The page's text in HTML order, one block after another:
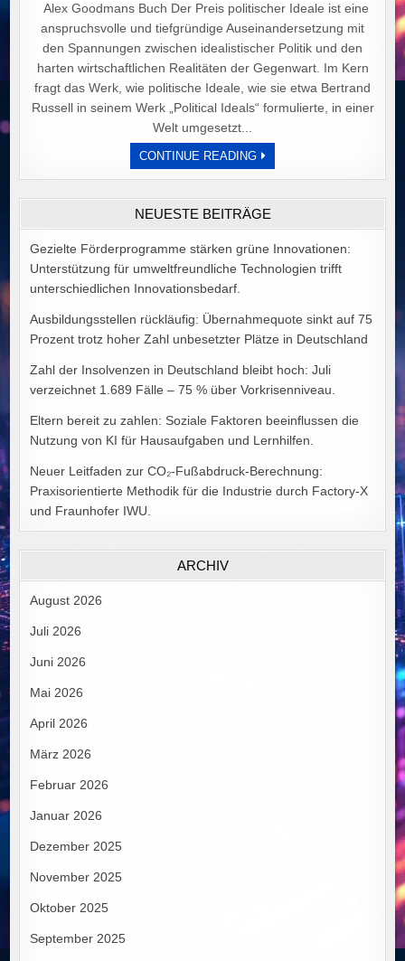
Alex Goodmans Buch Der Preis politischer Ideale ist eine
anspruchsvolle und tiefgründige Auseinandersetzung mit
den Spannungen zwischen idealistischer Politik und den
harten wirtschaftlichen Realitäten der Gegenwart. Im Kern
fragt das Werk, wie politische Ideale, wie sie etwa Bertrand
Russell in seinem Werk „Political Ideals“ formulierte, in einer
Welt umgesetzt...
CONTINUE READINGDER
PREIS
POLITISCHER
VON
ALEX
GOODMAN
NEUESTE BEITRÄGE
Gezielte Förderprogramme stärken grüne Innovationen:
Unterstützung für umweltfreundliche Technologien trifft
unterschiedlichen Innovationsbedarf.
Ausbildungsstellen rückläufig: Übernahmequote sinkt auf 75
Prozent trotz hoher Zahl unbesetzter Plätze in Deutschland
Zahl der Insolvenzen in Deutschland bleibt hoch: Juli
verzeichnet 1.689 Fälle – 75 % über Vorkrisenniveau.
Eltern bereit zu zahlen: Soziale Faktoren beeinflussen die
Nutzung von KI für Hausaufgaben und Lernhilfen.
Neuer Leitfaden zur CO₂-Fußabdruck-Berechnung:
Praxisorientierte Methodik für die Industrie durch Factory-X
und Fraunhofer IWU.
ARCHIV
August 2026
Juli 2026
Juni 2026
Mai 2026
April 2026
März 2026
Februar 2026
Januar 2026
Dezember 2025
November 2025
Oktober 2025
September 2025